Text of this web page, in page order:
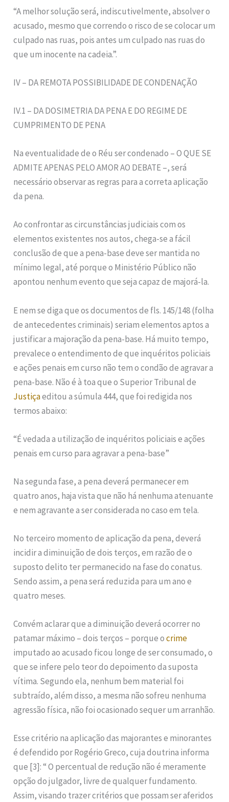
“A melhor solução será, indiscutivelmente, absolver o
acusado, mesmo que correndo o risco de se colocar um
culpado nas ruas, pois antes um culpado nas ruas do
que um inocente na cadeia.”.
IV – DA REMOTA POSSIBILIDADE DE CONDENAÇÃO
IV.1 – DA DOSIMETRIA DA PENA E DO REGIME DE
CUMPRIMENTO DE PENA
Na eventualidade de o Réu ser condenado – O QUE SE
ADMITE APENAS PELO AMOR AO DEBATE –, será
necessário observar as regras para a correta aplicação
da pena.
Ao confrontar as circunstâncias judiciais com os
elementos existentes nos autos, chega-se a fácil
conclusão de que a pena-base deve ser mantida no
mínimo legal, até porque o Ministério Público não
apontou nenhum evento que seja capaz de majorá-la.
E nem se diga que os documentos de fls. 145/148 (folha
de antecedentes criminais) seriam elementos aptos a
justificar a majoração da pena-base. Há muito tempo,
prevalece o entendimento de que inquéritos policiais
e ações penais em curso não tem o condão de agravar a
pena-base. Não é à toa que o Superior Tribunal de
Justiçaeditou a súmula 444, que foi redigida nos
termos abaixo:
“É vedada a utilização de inquéritos policiais e ações
penais em curso para agravar a pena-base”
Na segunda fase, a pena deverá permanecer em
quatro anos, haja vista que não há nenhuma atenuante
e nem agravante a ser considerada no caso em tela.
No terceiro momento de aplicação da pena, deverá
incidir a diminuição de dois terços, em razão de o
suposto delito ter permanecido na fase do conatus.
Sendo assim, a pena será reduzida para um ano e
quatro meses.
Convém aclarar que a diminuição deverá ocorrer no
patamar máximo – dois terços – porque ocrime
imputado ao acusado ficou longe de ser consumado, o
que se infere pelo teor do depoimento da suposta
vítima. Segundo ela, nenhum bem material foi
subtraído, além disso, a mesma não sofreu nenhuma
agressão física, não foi ocasionado sequer um arranhão.
Esse critério na aplicação das majorantes e minorantes
é defendido por Rogério Greco, cuja doutrina informa
que [3]: “ O percentual de redução não é meramente
opção do julgador, livre de qualquer fundamento.
Assim, visando trazer critérios que possam ser aferidos